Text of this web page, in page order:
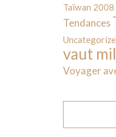
Taïwan 2008
Tendances
vaut
Voyager